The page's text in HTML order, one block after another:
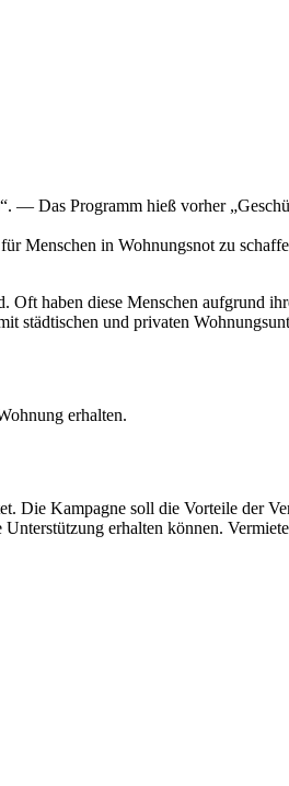
— Das Programm hieß vorher
Menschen in Wohnungsnot zu
haben diese Menschen aufgrund
städtischen und privaten
erhalten.
Die Kampagne soll die Vorteile der
erhalten können.